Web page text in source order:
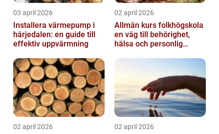
03 april 2026
Installera värmepump i
härjedalen: en guide till
effektiv uppvärmning
02 april 2026
Allmän kurs folkhögskola
en väg till behörighet,
hälsa och personlig
02 april 2026 02 april 2026